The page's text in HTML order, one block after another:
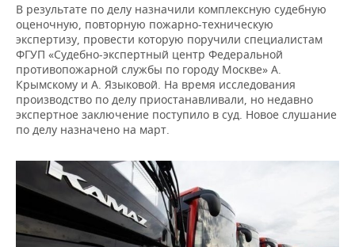
В результате по делу назначили комплексную судебную
оценочную, повторную пожарно-техническую
экспертизу, провести которую поручили специалистам
ФГУП «Судебно-экспертный центр Федеральной
противопожарной службы по городу Москве» А.
Крымскому и А. Языковой. На время исследования
производство по делу приостанавливали, но недавно
экспертное заключение поступило в суд. Новое слушание
по делу назначено на март.